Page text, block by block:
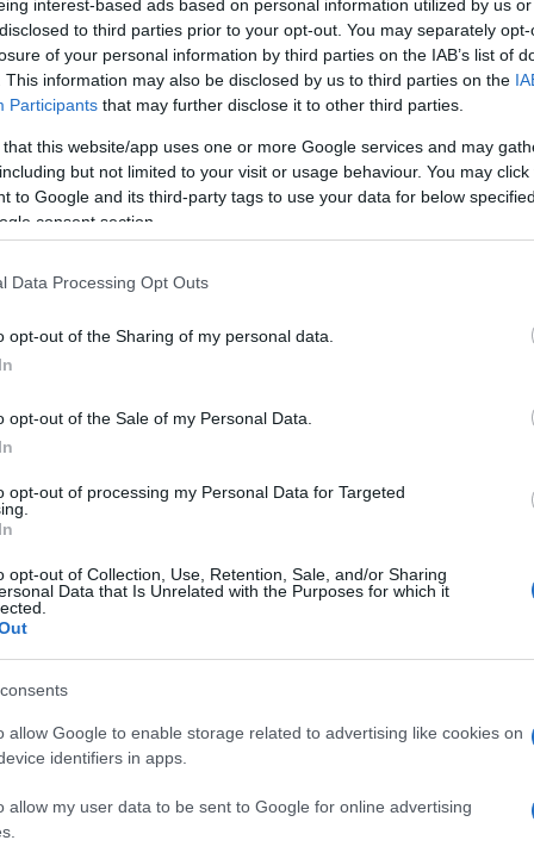
interest-based ads based on personal information utilized by us
to third parties prior to your opt-out. You may separately
of your personal information by third parties on the IAB’s list of
This information may also be disclosed by us to third parties on the
Participants that may further disclose it to other third parties.
that this website/app uses one or more Google services and may
but not limited to your visit or usage behaviour. You may
to Google and its third-party tags to use your data for below
consent section.
Data Processing Opt Outs
opt-out of the Sharing of my personal data.
opt-out of the Sale of my Personal Data.
opt-out of processing my Personal Data for Targeted
opt-out of Collection, Use, Retention, Sale, and/or Sharing
Data that Is Unrelated with the Purposes for which it
allow Google to enable storage related to advertising like cookies on
identifiers in apps.
allow my user data to be sent to Google for online advertising
νέα γκάμα Ducato, Dobló και
Ducato, Dobló και Scudo διαθέτει νέα σχεδίαση,
υποβοήθησης οδηγού και νέους κινητήρες. Η Fiat
συνέπεια στο...
Ducato Van Easy Pro
Ducato Van Easy Pro είναι η αποδοτικότερη έκδοση του
επαγγελματικού της ιταλικής μάρκας. Αποτελώντας την
Στην κορυφή των LCV της
την εμπιστοσύνη των επαγγελματιών, αποτελώντας την
επαγγελματικών οχημάτων (LCV) στην Ελλάδα το 2022,
η νέα σειρά Fiat Professional Fiorino
δυνατοτήτων και υπηρεσιών η νέα σειρά Fiat
δημοφιλέστερο ελαφρύ επαγγελματικό όχημα (LCV) της
Professional Fiorino, ανανεώνεται με...